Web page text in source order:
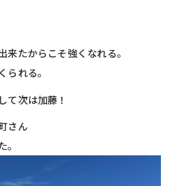
来たからこそ強くなれる。
られる。
て次は加藤！
さん